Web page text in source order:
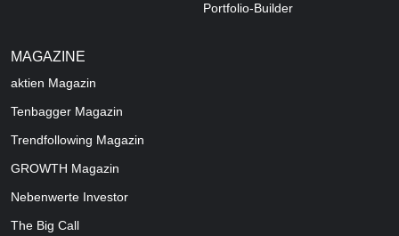
Portfolio-Builder
MAGAZINE
aktien Magazin
Tenbagger Magazin
Trendfollowing Magazin
GROWTH Magazin
Nebenwerte Investor
The Big Call